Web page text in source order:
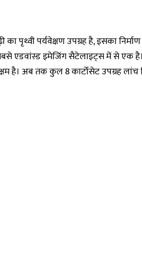
का पृथ्वी पर्यवेक्षण उपग्रह है, इसका
सबसे एडवांस्ड इमेजिंग सैटेलाइट्स में से एक
है। अब तक कुल 8 कार्टोसेट उपग्रह